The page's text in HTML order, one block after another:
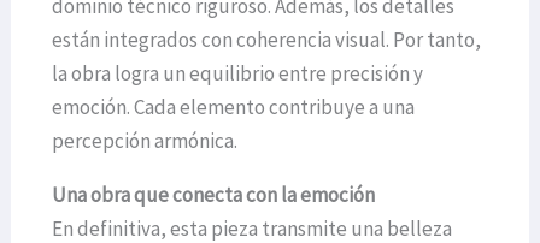
dominio técnico riguroso. Además, los detalles
están integrados con coherencia visual. Por tanto,
la obra logra un equilibrio entre precisión y
emoción. Cada elemento contribuye a una
percepción armónica.
Una obra que conecta con la emoción
En definitiva, esta pieza transmite una belleza